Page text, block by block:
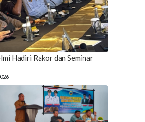
Hadiri Rakor dan Seminar